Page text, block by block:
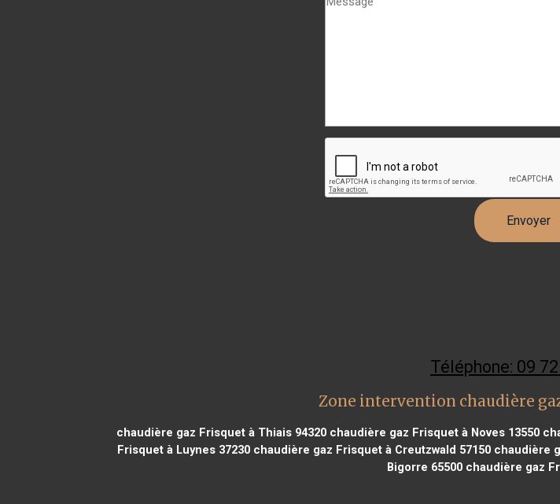
Téléphone: 09
Zone intervention chaudière
chaudière gaz Frisquet à Thiais 94320 chaudière gaz Frisquet à Noves 13550
Frisquet à Luynes 37230 chaudière gaz Frisquet à Creutzwald 57150 chaudière
Bigorre 65500chaudière gaz